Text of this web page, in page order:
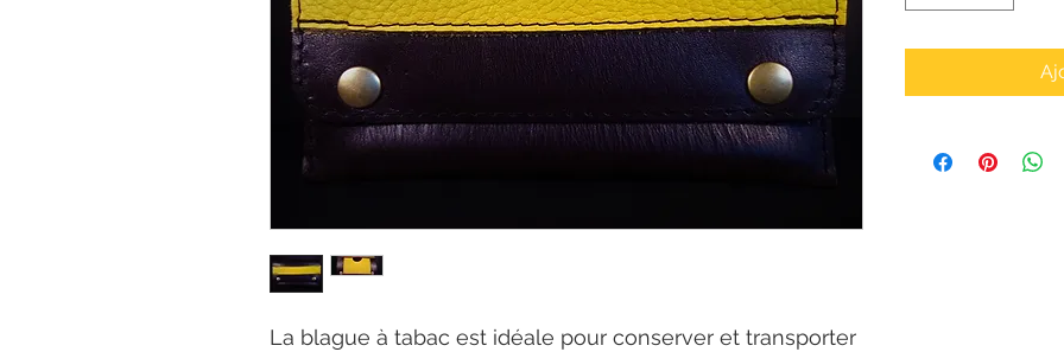
La blague à tabac est idéale pour conserver et transporter